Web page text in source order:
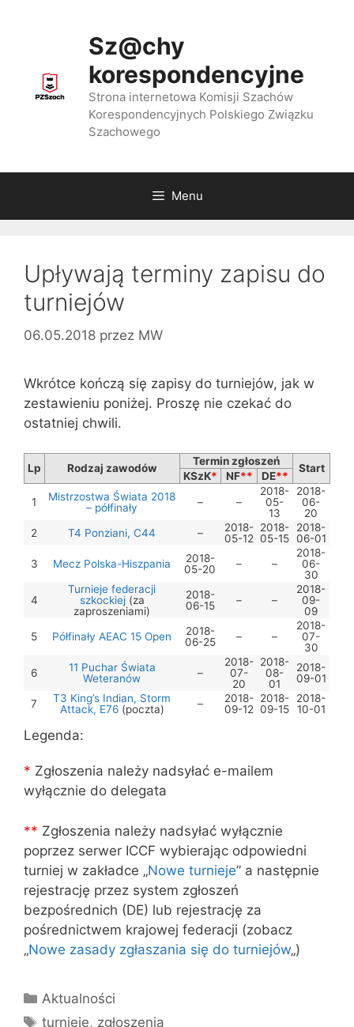
Sz@chy
korespondencyjne
Strona internetowa Komisji Szachów
Korespondencyjnych Polskiego Związku
Szachowego
Menu
Upływają terminy zapisu do
turniejów
06.05.2018 przez MW
Wkrótce kończą się zapisy do turniejów, jak w
zestawieniu poniżej. Proszę nie czekać do
ostatniej chwili.
Lp Rodzaj zawodów
Termin zgłoszeń
Start
KSzK* NF** DE**
1
Mistrzostwa Świata 2018
– półfinały
– –
2018-
05-
13
2018-
06-
20
2
T4 Ponziani, C44 –
2018-
05-12
2018-
05-15
2018-
06-01
3
Mecz Polska-Hiszpania
2018-
05-20
– –
2018-
06-
30
4
Turnieje federacji
szkockiej(za
zaproszeniami)
2018-
06-15
– –
2018-
09-
09
5
Półfinały AEAC 15 Open
2018-
06-25
– –
2018-
07-
30
6
11 Puchar Świata
Weteranów
–
2018-
07-
20
2018-
08-
01
2018-
09-01
7
T3 King’s Indian, Storm
Attack, E76(poczta) –
2018-
09-12
2018-
09-15
2018-
10-01
Legenda:
* Zgłoszenia należy nadsyłać e-mailem
wyłącznie do delegata
** Zgłoszenia należy nadsyłać wyłącznie
poprzez serwer ICCF wybierając odpowiedni
turniej w zakładce „Nowe turnieje” a następnie
rejestrację przez system zgłoszeń
bezpośrednich (DE) lub rejestrację za
pośrednictwem krajowej federacji (zobacz
„Nowe zasady zgłaszania się do turniejów„)
Kategorie
Aktualności
Tagi
turnieje, zgłoszenia